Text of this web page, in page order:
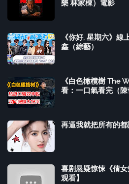
樂 林家棟）電影
《你好, 星期六》線
鑫（綜藝）
《白色橄欖樹 The
看：一口氣看完（
再逼我就把所有的
喜剧悬疑惊悚《倩
观看】